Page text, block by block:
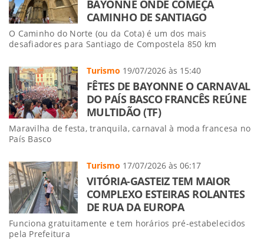
BAYONNE ONDE COMEÇA
CAMINHO DE SANTIAGO
O Caminho do Norte (ou da Cota) é um dos mais
desafiadores para Santiago de Compostela 850 km
Turismo 19/07/2026 às 15:40
FÊTES DE BAYONNE O CARNAVAL
DO PAÍS BASCO FRANCÊS REÚNE
MULTIDÃO (TF)
Maravilha de festa, tranquila, carnaval à moda francesa no
País Basco
Turismo 17/07/2026 às 06:17
VITÓRIA-GASTEIZ TEM MAIOR
COMPLEXO ESTEIRAS ROLANTES
DE RUA DA EUROPA
Funciona gratuitamente e tem horários pré-estabelecidos
pela Prefeitura